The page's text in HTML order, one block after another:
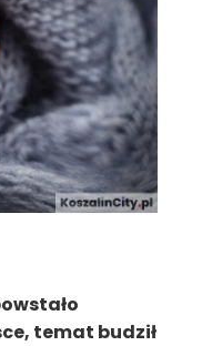
temat budził